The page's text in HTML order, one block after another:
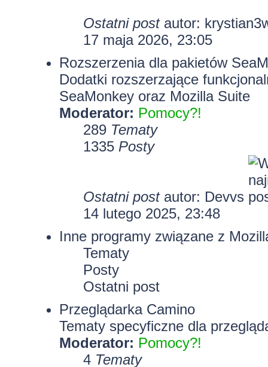
Ostatni postautor:
17 maja 2026, 23:05
Rozszerzenia dla pakietów
Dodatki rozszerzające
SeaMonkey oraz Mozilla Suite
Moderator: Pomocy?!
289 Tematy
1335 Posty
Ostatni postautor: Devvs
14 lutego 2025, 23:48
Inne programy związane z
Tematy
Posty
Ostatni post
Przeglądarka Camino
Tematy specyficzne dla
Moderator: Pomocy?!
4 Tematy